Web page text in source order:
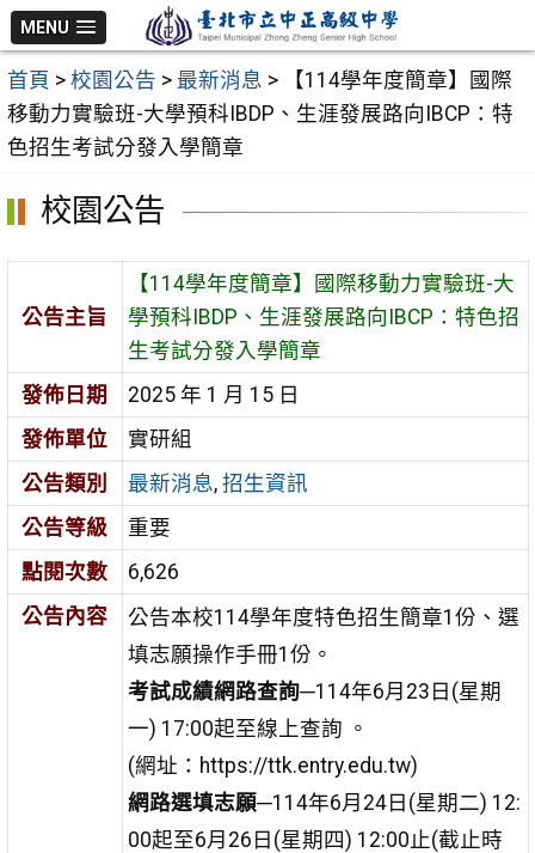
跳
至
主
要
內
MENU
首頁 > 校園公告 > 最新消息 >
【114學年度簡章】國際
移動力實驗班-大學預科IBDP、生涯發展路向IBCP：特
色招生考試分發入學簡章
校園公告
公告主旨
【114學年度簡章】國際移動力實驗班-大
學預科IBDP、生涯發展路向IBCP：特色招
生考試分發入學簡章
發佈日期
2025 年 1 月 15 日
發佈單位
實研組
公告類別
最新消息, 招生資訊
公告等級
重要
點閱次數
6,626
公告內容
公告本校114學年度特色招生簡章1份、選
填志願操作手冊1份。
考試成績網路查詢─114年6月23日(星期
一) 17:00起至線上查詢 。
(網址：https://ttk.entry.edu.tw)
網路選填志願─114年6月24日(星期二) 12:
00起至6月26日(星期四) 12:00止(截止時